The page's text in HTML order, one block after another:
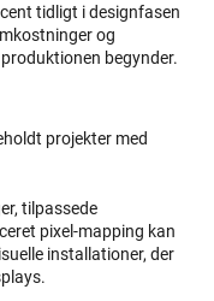
tidligt i designfasen
og
begynder.
projekter med
tilpassede
pixel-mapping kan
installationer, der